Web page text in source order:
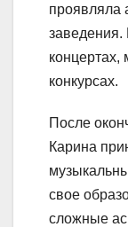
проявляла
заведения.
концертах,
конкурсах.
После
Карина
свое
сложные